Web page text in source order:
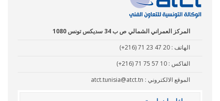
المركز العمراني الشمالي ص ب 34 سديكس تونس 1080
الهاتف : (+216) 71 23 47 20
الفاكس : (+216) 71 75 57 10
الموقع الالكتروني : atct.tunisia@atct.tn